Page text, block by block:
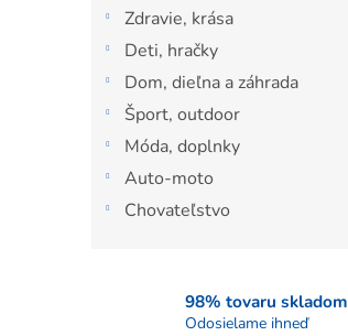
Zdravie, krása
Deti, hračky
Dom, dieľna a záhrada
Šport, outdoor
Móda, doplnky
Auto-moto
Chovateľstvo
98% tovaru skladom
Odosielame ihneď